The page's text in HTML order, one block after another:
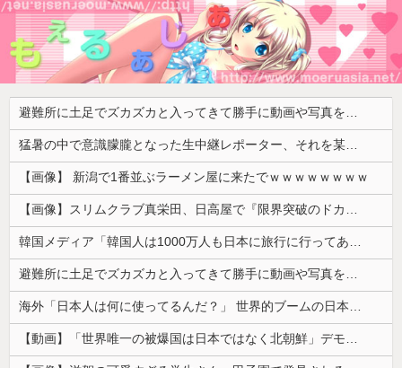
避難所に土足でズカズカと入ってきて勝手に動画や写真を撮影したメディア取材陣、挙句の果てに要求してきたのは……
猛暑の中で意識朦朧となった生中継レポーター、それを某出演者が爆笑しながら現場レポート続行を強制する動画が再注目されて……
【画像】 新潟で1番並ぶラーメン屋に来たでｗｗｗｗｗｗｗｗ
【画像】スリムクラブ真栄田、日高屋で『限界突破のドカ食い』を披露するｗｗｗｗｗｗ
韓国メディア「韓国人は1000万人も日本に旅行に行ってあげるのに、どうして日本人は韓国に来ないのか」自国に魅力がないのを棚に上げて日本を分析
避難所に土足でズカズカと入ってきて勝手に動画や写真を撮影したメディア取材陣、挙句の果てに要求してきたのは……
海外「日本人は何に使ってるんだ？」 世界的ブームの日本の食品、買ってみたものの使い道が分からない外国人が続出
【動画】「世界唯一の被爆国は日本ではなく北朝鮮」デモが開催される